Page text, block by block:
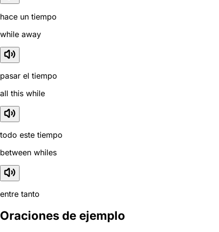
hace un tiempo
while away
pasar el tiempo
all this while
todo este tiempo
between whiles
entre tanto
Oraciones de ejemplo